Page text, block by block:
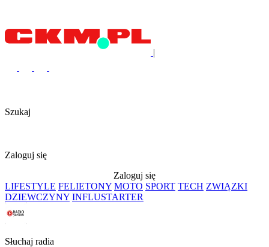
|
Szukaj
Zaloguj się
Zaloguj się
LIFESTYLE FELIETONY MOTO SPORT TECH ZWIĄZKI
DZIEWCZYNY INFLUSTARTER
Słuchaj radia